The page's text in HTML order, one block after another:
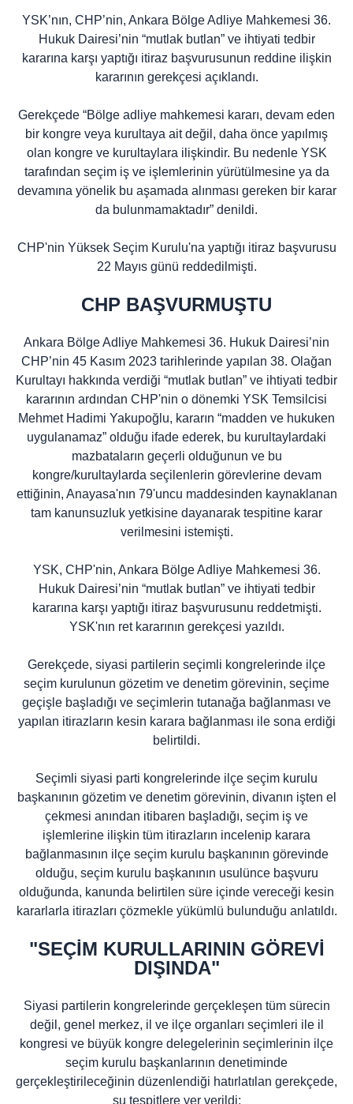
YSK’nın, CHP’nin, Ankara Bölge Adliye Mahkemesi 36.
Hukuk Dairesi’nin “mutlak butlan” ve ihtiyati tedbir
kararına karşı yaptığı itiraz başvurusunun reddine ilişkin
kararının gerekçesi açıklandı.
Gerekçede “Bölge adliye mahkemesi kararı, devam eden
bir kongre veya kurultaya ait değil, daha önce yapılmış
olan kongre ve kurultaylara ilişkindir. Bu nedenle YSK
tarafından seçim iş ve işlemlerinin yürütülmesine ya da
devamına yönelik bu aşamada alınması gereken bir karar
da bulunmamaktadır” denildi.
CHP'nin Yüksek Seçim Kurulu'na yaptığı itiraz başvurusu
22 Mayıs günü reddedilmişti.
CHP BAŞVURMUŞTU
Ankara Bölge Adliye Mahkemesi 36. Hukuk Dairesi’nin
CHP’nin 45 Kasım 2023 tarihlerinde yapılan 38. Olağan
Kurultayı hakkında verdiği “mutlak butlan” ve ihtiyati tedbir
kararının ardından CHP'nin o dönemki YSK Temsilcisi
Mehmet Hadimi Yakupoğlu, kararın “madden ve hukuken
uygulanamaz” olduğu ifade ederek, bu kurultaylardaki
mazbataların geçerli olduğunun ve bu
kongre/kurultaylarda seçilenlerin görevlerine devam
ettiğinin, Anayasa'nın 79'uncu maddesinden kaynaklanan
tam kanunsuzluk yetkisine dayanarak tespitine karar
verilmesini istemişti.
YSK, CHP'nin, Ankara Bölge Adliye Mahkemesi 36.
Hukuk Dairesi’nin “mutlak butlan” ve ihtiyati tedbir
kararına karşı yaptığı itiraz başvurusunu reddetmişti.
YSK'nın ret kararının gerekçesi yazıldı.
Gerekçede, siyasi partilerin seçimli kongrelerinde ilçe
seçim kurulunun gözetim ve denetim görevinin, seçime
geçişle başladığı ve seçimlerin tutanağa bağlanması ve
yapılan itirazların kesin karara bağlanması ile sona erdiği
belirtildi.
Seçimli siyasi parti kongrelerinde ilçe seçim kurulu
başkanının gözetim ve denetim görevinin, divanın işten el
çekmesi anından itibaren başladığı, seçim iş ve
işlemlerine ilişkin tüm itirazların incelenip karara
bağlanmasının ilçe seçim kurulu başkanının görevinde
olduğu, seçim kurulu başkanının usulünce başvuru
olduğunda, kanunda belirtilen süre içinde vereceği kesin
kararlarla itirazları çözmekle yükümlü bulunduğu anlatıldı.
"SEÇİM KURULLARININ GÖREVİ
DIŞINDA"
Siyasi partilerin kongrelerinde gerçekleşen tüm sürecin
değil, genel merkez, il ve ilçe organları seçimleri ile il
kongresi ve büyük kongre delegelerinin seçimlerinin ilçe
seçim kurulu başkanlarının denetiminde
gerçekleştirileceğinin düzenlendiği hatırlatılan gerekçede,
şu tespitlere yer verildi: